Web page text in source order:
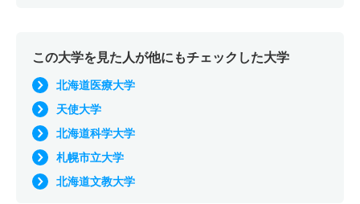
この大学を見た人が他にもチェックした大学
北海道医療大学
天使大学
北海道科学大学
札幌市立大学
北海道文教大学